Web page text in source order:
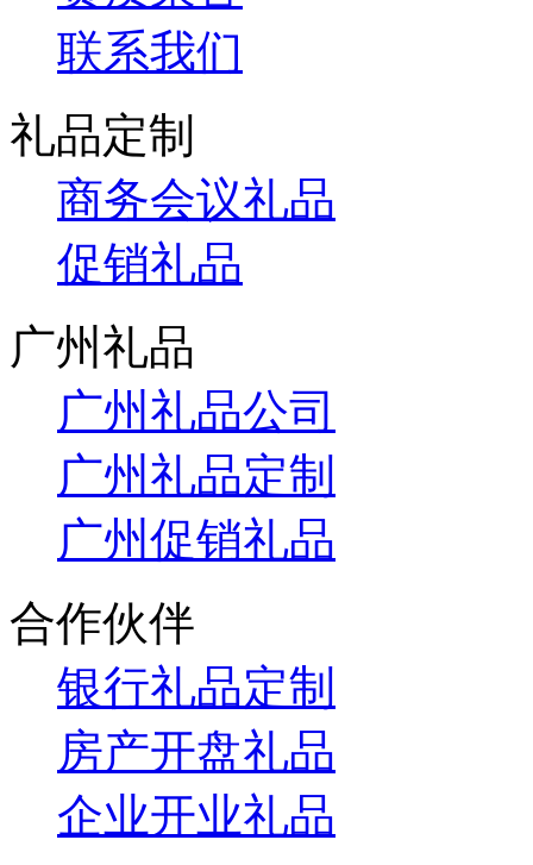
联系我们
礼品定制
商务会议礼品
促销礼品
广州礼品
广州礼品公司
广州礼品定制
广州促销礼品
合作伙伴
银行礼品定制
房产开盘礼品
企业开业礼品